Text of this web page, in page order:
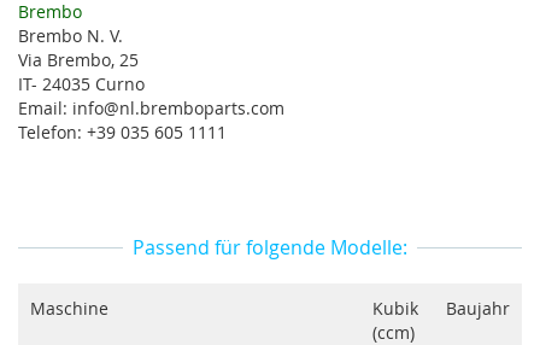
Informationen
Brembo
Brembo N. V.
Via Brembo, 25
IT- 24035 Curno
Email: info@nl.bremboparts.com
Telefon: +39 035 605 1111
Passend für folgende Modelle:
Maschine
Kubik
(ccm)
Baujahr